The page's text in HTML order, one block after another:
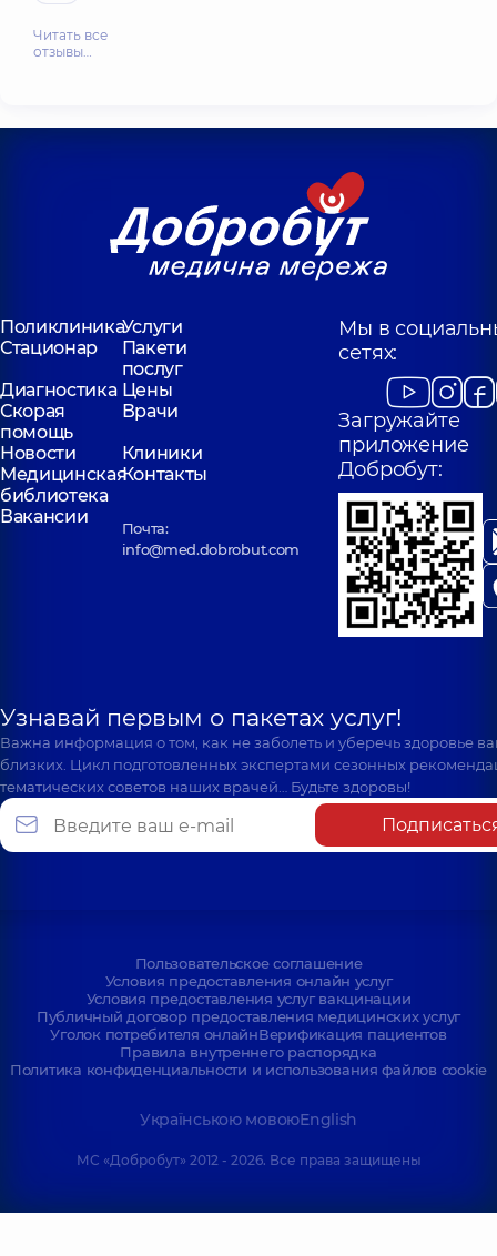
Читать все
отзывы…
ПоликлиникаУслуги
Стационар
Пакети
послуг
Диагностика Цены
Скорая
помощь
Врачи
Новости
Клиники
Медицинская
библиотека
Контакты
Вакансии
Почта:
info@med.dobrobut.com
Мы в
сетях:
Загружайте
приложение
Добробут:
Узнавай первым о пакетах услуг!
Важна информация о том, как не заболеть и уберечь здоровье
близких. Цикл подготовленных экспертами сезонных
тематических советов наших врачей… Будьте здоровы!
Пользовательское соглашение
Условия предоставления онлайн услуг
Условия предоставления услуг вакцинации
Публичный договор предоставления медицинских услуг
Уголок потребителя онлайнВерификация пациентов
Правила внутреннего распорядка
Политика конфиденциальности и использования файлов cookie
Українською мовоюEnglish
МС «Добробут» 2012 - 2026. Все права защищены